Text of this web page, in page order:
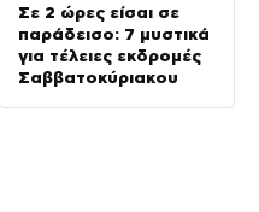
Σε 2 ώρες είσαι σε
παράδεισο: 7 μυστικά
για τέλειες εκδρομές
Σαββατοκύριακου